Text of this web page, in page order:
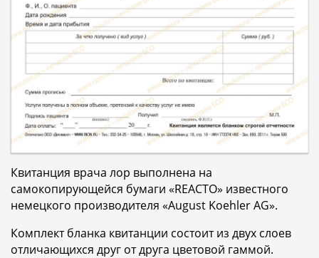
Квитанция врача лор выполнена на
самокопирующейся бумаги «REACTO» известного
немецкого производителя «August Koehler AG».
Комплект бланка квитанции состоит из двух слоев
отличающихся друг от друга цветовой гаммой.